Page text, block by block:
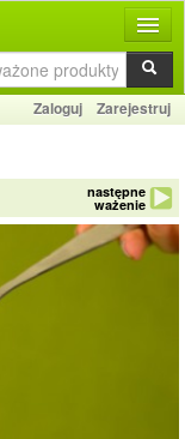
Zaloguj Zarejestruj
następne
ważenie